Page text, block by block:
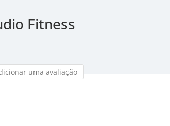
Fitness
uma avaliação